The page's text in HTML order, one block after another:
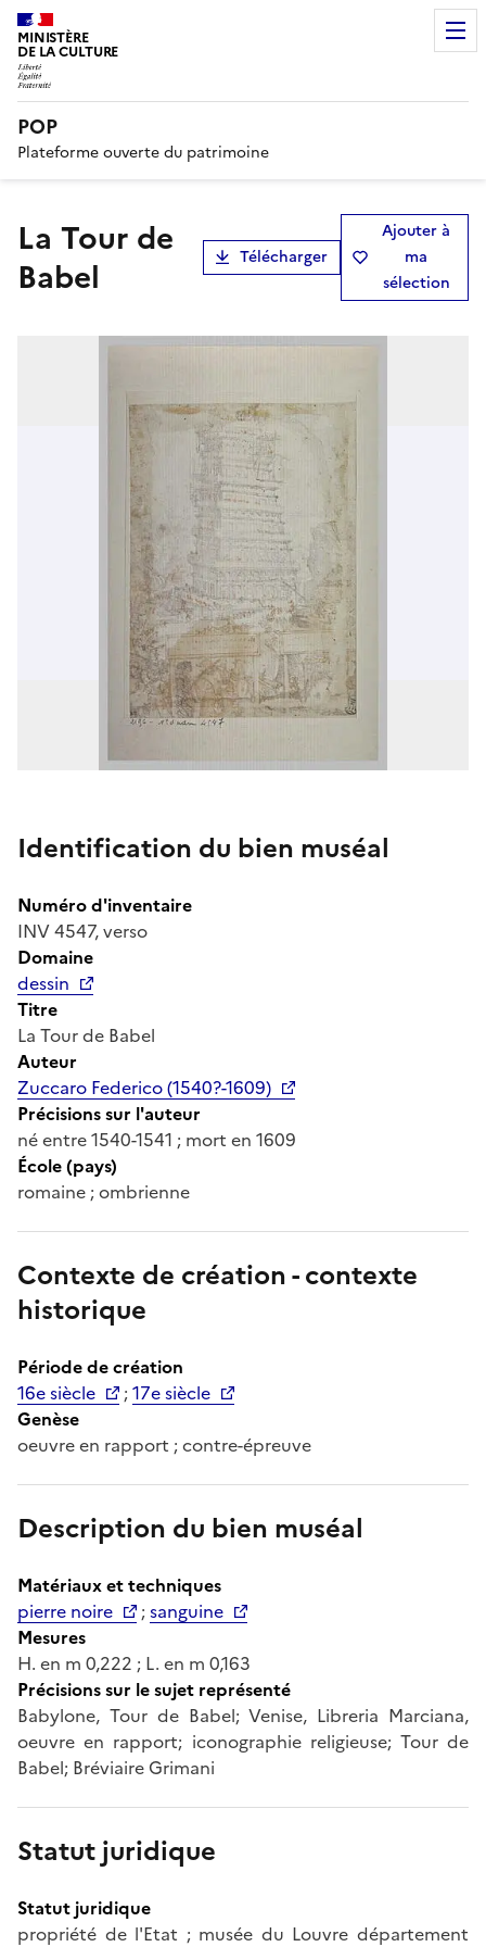
MINISTÈRE
DE LA CULTURE
POP
Plateforme ouverte du patrimoine
La Tour de
Babel
Télécharger
Ajouter à
ma
sélection
Identification du bien muséal
Numéro d'inventaire
INV 4547, verso
Domaine
dessin
Titre
La Tour de Babel
Auteur
Zuccaro Federico (1540?-1609)
Précisions sur l'auteur
né entre 1540-1541 ; mort en 1609
École (pays)
romaine ; ombrienne
Contexte de création - contexte
historique
Période de création
16e siècle
;17e siècle
Genèse
oeuvre en rapport ; contre-épreuve
Description du bien muséal
Matériaux et techniques
pierre noire
;sanguine
Mesures
H. en m 0,222 ; L. en m 0,163
Précisions sur le sujet représenté
Babylone, Tour de Babel; Venise, Libreria Marciana,
oeuvre en rapport; iconographie religieuse; Tour de
Babel; Bréviaire Grimani
Statut juridique
Statut juridique
propriété de l'Etat ; musée du Louvre département